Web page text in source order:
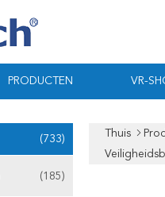
PRODUCTEN VR-
(733)
(185)
Thuis